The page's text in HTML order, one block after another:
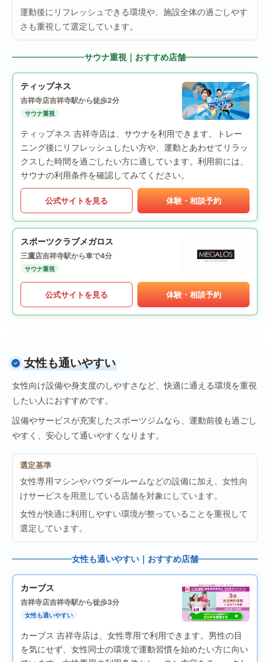
運動後にリフレッシュできる環境や、施設全体の過ごしやす
さも重視して選定しています。
サウナ重視｜おすすめ店舗
ティップネス
吉祥寺店吉祥寺駅から徒歩2分
サウナ重視
ティップネス 吉祥寺店は、サウナを利用できます。トレー
ニング後にリフレッシュしたい方や、運動とあわせてリラッ
クスした時間を過ごしたい方に適しています。利用前には、
サウナの利用条件を確認してみてください。
公式サイトを見る 体験・相談予約
スポーツクラブメガロス
三鷹店吉祥寺駅から車で4分
サウナ重視
公式サイトを見る 体験・相談予約
女性も通いやすい
女性向け設備や身支度のしやすさなど、快適に通える環境を重視
したい人におすすめです。
設備やサービスが充実したスポーツジムなら、運動前後も過ごし
やすく、安心して通いやすくなります。
選定基準
女性専用マシンやパウダールームなどの設備に加え、女性向
けサービスを用意している店舗を対象にしています。
女性が快適に利用しやすい環境が整っていることを重視して
選定しています。
女性も通いやすい｜おすすめ店舗
カーブス
吉祥寺店吉祥寺駅から徒歩3分
女性も通いやすい
カーブス 吉祥寺店は、女性専用で利用できます。男性の目
を気にせず、女性同士の環境で運動習慣を始めたい方に向い